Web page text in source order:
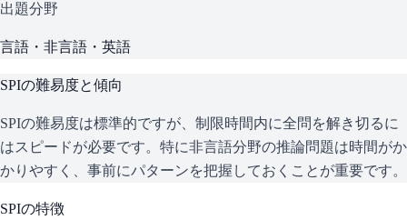
出題分野
言語・非言語・英語
SPIの難易度と傾向
SPIの難易度は標準的ですが、制限時間内に全問を解き切るに
はスピードが必要です。特に非言語分野の推論問題は時間がか
かりやすく、事前にパターンを把握しておくことが重要です。
SPIの特徴